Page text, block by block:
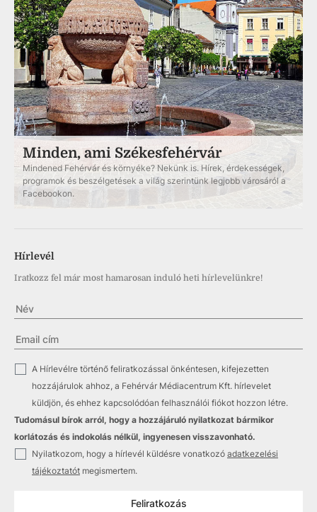
Minden, ami Székesfehérvár
Mindened Fehérvár és környéke? Nekünk is. Hírek, érdekességek,
programok és beszélgetések a világ szerintünk legjobb városáról a
Facebookon.
Hírlevél
Iratkozz fel már most hamarosan induló heti hírlevelünkre!
✓
A Hírlevélre történő feliratkozással önkéntesen, kifejezetten
hozzájárulok ahhoz, a Fehérvár Médiacentrum Kft. hírlevelet
küldjön, és ehhez kapcsolódóan felhasználói fiókot hozzon létre.
Tudomásul bírok arról, hogy a hozzájáruló nyilatkozat bármikor
korlátozás és indokolás nélkül, ingyenesen visszavonható.
✓ Nyilatkozom, hogy a hírlevél küldésre vonatkozó adatkezelési
tájékoztatót megismertem.
Feliratkozás